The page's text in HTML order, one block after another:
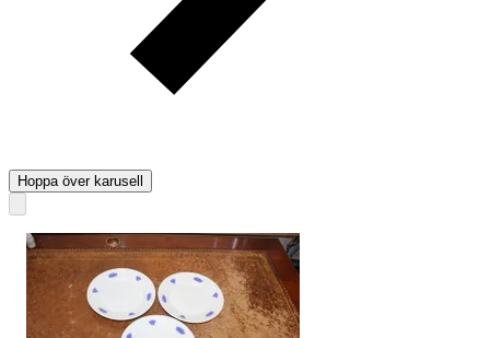
Hoppa över karusell